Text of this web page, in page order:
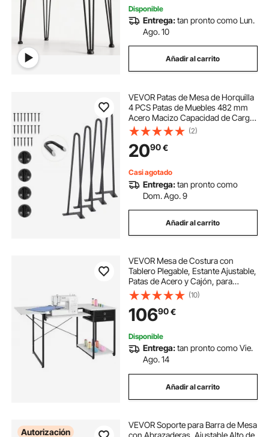
Disponible
Entrega:tan pronto como Lun.
Ago. 10
Añadir al carrito
VEVOR Patas de Mesa de Horquilla
4 PCS Patas de Muebles 482 mm
Acero Macizo Capacidad de Carga
227 kg Patas de Oficina 2 Varillas
con Tornillos y Patines Protectores
para Casa Oficina Comedor, Negra
(2)
2090€
Casi agotado
Entrega:tan pronto como
Dom. Ago. 9
Añadir al carrito
VEVOR Mesa de Costura con
Tablero Plegable, Estante Ajustable,
Patas de Acero y Cajón, para
Ordenador, Estudio de Moda,
Estudio de Arte, Institución
Educativa, 1395 x 600 x 760 mm,
Blanco y Negro
(10)
10690€
Disponible
Entrega:tan pronto como Vie.
Ago. 14
Añadir al carrito
Autorización
VEVOR Soporte para Barra de Mesa